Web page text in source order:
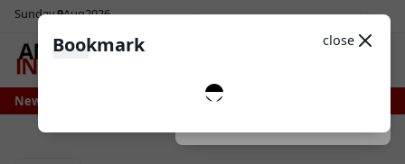
Sunday9Aug2026
Light
News
Bone Bersiap Nikmati Pasokan Air Lebih Stabil, Irigasi Bengo
Bookmark close